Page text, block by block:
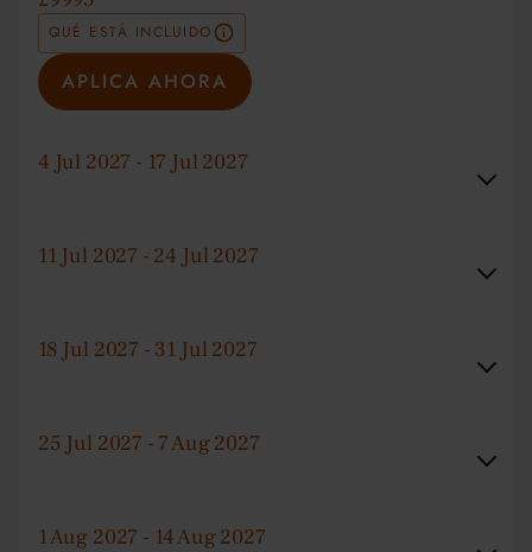
QUÉ ESTÁ INCLUIDO
APLICA AHORA
4 Jul 2027 - 17 Jul 2027
11 Jul 2027 - 24 Jul 2027
18 Jul 2027 - 31 Jul 2027
25 Jul 2027 - 7 Aug 2027
1 Aug 2027 - 14 Aug 2027